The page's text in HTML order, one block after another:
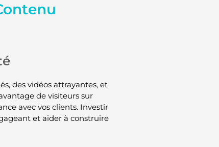
des vidéos attrayantes, et
de visiteurs sur
avec vos clients. Investir
et aider à construire